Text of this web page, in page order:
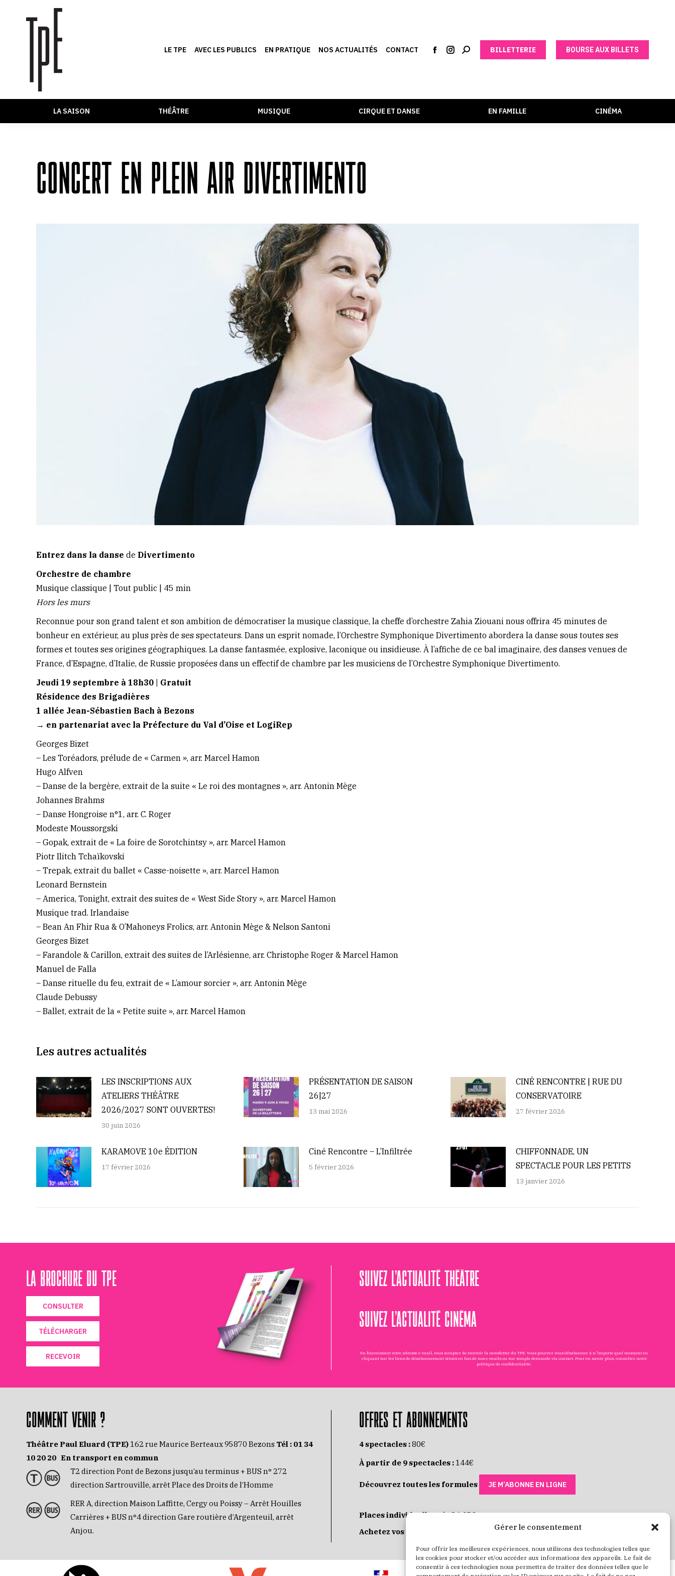
Gérer le consentement
Pour offrir les meilleures expériences, nous utilisons des technologies telles que
les cookies pour stocker et/ou accéder aux informations des appareils. Le fait de
consentir à ces technologies nous permettra de traiter des données telles que le
LE TPE AVEC LES PUBLICS EN PRATIQUE NOS ACTUALITÉS CONTACT BILLETTERIE BOURSE AUX BILLETS
LA SAISON THÉÂTRE MUSIQUE CIRQUE ET DANSE EN FAMILLE CINÉMA
CONCERT EN PLEIN AIR DIVERTIMENTO
Entrez dans la danse de Divertimento
Orchestre de chambre
Musique classique | Tout public | 45 min
Hors les murs
Reconnue pour son grand talent et son ambition de démocratiser la musique classique, la cheffe d’orchestre Zahia Ziouani nous offrira 45 minutes de
bonheur en extérieur, au plus près de ses spectateurs. Dans un esprit nomade, l’Orchestre Symphonique Divertimento abordera la danse sous toutes ses
formes et toutes ses origines géographiques. La danse fantasmée, explosive, laconique ou insidieuse. À l’affiche de ce bal imaginaire, des danses venues de
France, d’Espagne, d’Italie, de Russie proposées dans un effectif de chambre par les musiciens de l’Orchestre Symphonique Divertimento.
Jeudi 19 septembre à 18h30 | Gratuit
Résidence des Brigadières
1 allée Jean-Sébastien Bach à Bezons
→ en partenariat avec la Préfecture du Val d’Oise et LogiRep
Georges Bizet
– Les Toréadors, prélude de « Carmen », arr. Marcel Hamon
Hugo Alfven
– Danse de la bergère, extrait de la suite « Le roi des montagnes », arr. Antonin Mège
Johannes Brahms
– Danse Hongroise n°1, arr. C. Roger
Modeste Moussorgski
– Gopak, extrait de « La foire de Sorotchintsy », arr. Marcel Hamon
Piotr Ilitch Tchaïkovski
– Trepak, extrait du ballet « Casse-noisette », arr. Marcel Hamon
Leonard Bernstein
– America, Tonight, extrait des suites de « West Side Story », arr. Marcel Hamon
Musique trad. Irlandaise
– Bean An Fhir Rua & O’Mahoneys Frolics, arr. Antonin Mège & Nelson Santoni
Georges Bizet
– Farandole & Carillon, extrait des suites de l’Arlésienne, arr. Christophe Roger & Marcel Hamon
Manuel de Falla
– Danse rituelle du feu, extrait de « L’amour sorcier », arr. Antonin Mège
Claude Debussy
– Ballet, extrait de la « Petite suite », arr. Marcel Hamon
Les autres actualités
LES INSCRIPTIONS AUX
ATELIERS THÉÂTRE
2026/2027 SONT OUVERTES!
30 juin 2026
PRÉSENTATION DE SAISON
26|27
13 mai 2026
CINÉ RENCONTRE | RUE DU
CONSERVATOIRE
27 février 2026
KARAMOVE 10e ÉDITION
17 février 2026
Ciné Rencontre – L’Infiltrée
5 février 2026
CHIFFONNADE, UN
SPECTACLE POUR LES PETITS
13 janvier 2026
LA BROCHURE DU TPE
CONSULTER
TÉLÉCHARGER
RECEVOIR
SUIVEZ L’ACTUALITÉ THÉÂTRE
SUIVEZ L’ACTUALITÉ CINÉMA
En fournissant votre adresse e-mail, vous acceptez de recevoir la newsletter du TPE. Vous pourrez vous désabonner à n'importe quel moment en
cliquant sur les liens de désabonnement situés en bas de nos e-mails ou sur simple demande via contact. Pour en savoir plus, consultez notre
politique de confidentialité
COMMENT VENIR ?
Théâtre Paul Eluard (TPE) 162 rue Maurice Berteaux 95870 Bezons Tél : 01 34
10 20 20 En transport en commun
T2 direction Pont de Bezons jusqu’au terminus + BUS n° 272
direction Sartrouville, arrêt Place des Droits de l’Homme
RER A, direction Maison Laffitte, Cergy ou Poissy – Arrêt Houilles
Carrières + BUS n°4 direction Gare routière d’Argenteuil, arrêt
Anjou.
OFFRES ET ABONNEMENTS
4 spectacles :80€
À partir de 9 spectacles : 144€
Découvrez toutes les formules JE M’ABONNE EN LIGNE
Places individuelles :de 8 à 35€
Achetez vos places
JE RÉSERVE MES PLACES